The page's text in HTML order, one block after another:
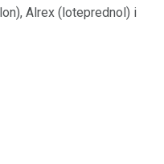
Alrex (loteprednol) i